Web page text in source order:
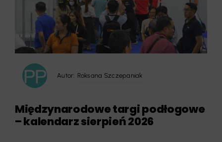
Autor: Roksana Szczepaniak
Międzynarodowe targi podłogowe
– kalendarz sierpień 2026